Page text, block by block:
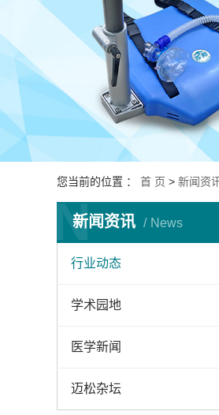
您当前的位置 ： 首 页 > 新闻资
新闻资讯 News
N
行业动态
学术园地
医学新闻
迈松杂坛